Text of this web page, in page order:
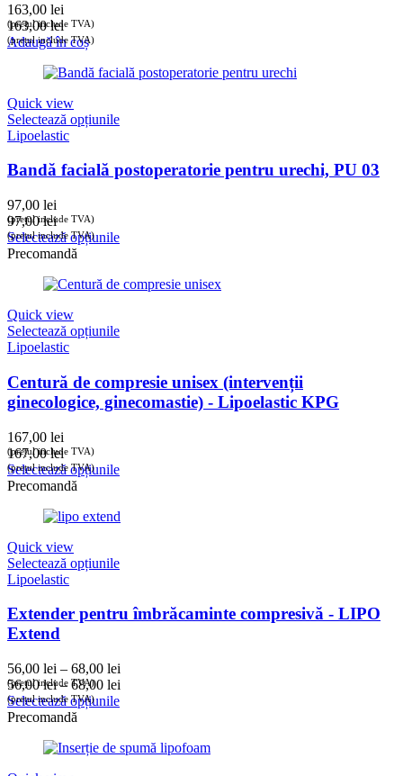
163,00 lei
(prețul include TVA)
163,00lei
(prețul include TVA)
Adaugă în coș
Quick view
Selectează opțiunile
Lipoelastic
Bandă facială postoperatorie pentru urechi, PU 03
97,00 lei
(prețul include TVA)
97,00lei
(prețul include TVA)
Selectează opțiunile
Precomandă
Quick view
Selectează opțiunile
Lipoelastic
Centură de compresie unisex (intervenții
ginecologice, ginecomastie) - Lipoelastic KPG
167,00 lei
(prețul include TVA)
167,00lei
(prețul include TVA)
Selectează opțiunile
Precomandă
Quick view
Selectează opțiunile
Lipoelastic
Extender pentru îmbrăcaminte compresivă - LIPO
Extend
56,00 lei – 68,00 lei
la
(prețul include TVA)
56,00lei – 68,00 lei
până
(prețul include TVA)
Selectează opțiunile
Precomandă